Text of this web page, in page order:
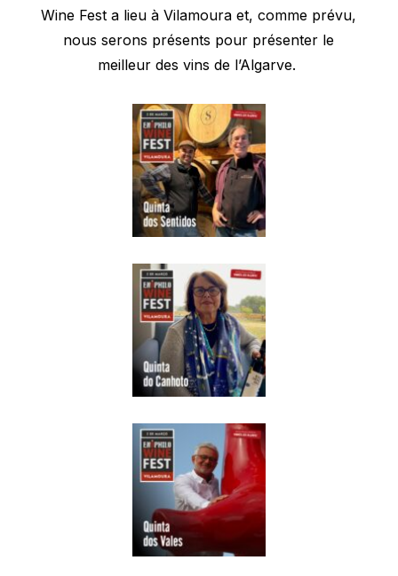
Wine Fest a lieu àVilamoura et, comme prévu,
nous serons présents pour présenter le
meilleur des vins de l’Algarve.